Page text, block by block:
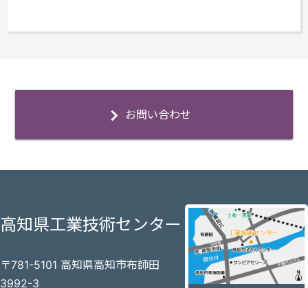
お問い合わせ
高知県工業技術センター
〒781-5101 高知県高知市布師田
3992-3